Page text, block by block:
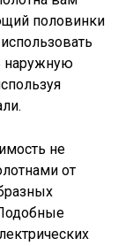
половинки
наружную
не
от